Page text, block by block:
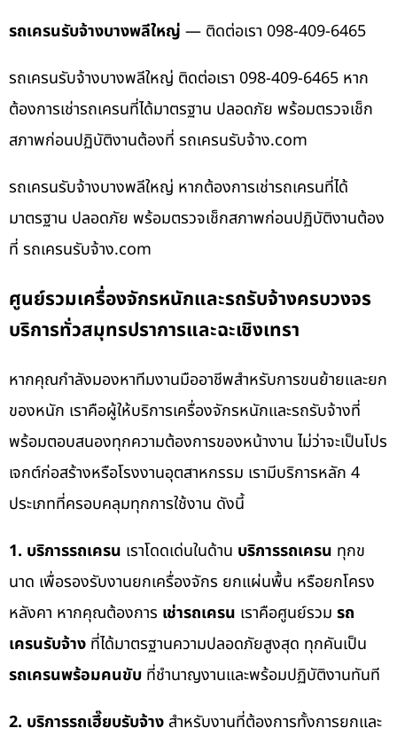
รถเครนรับจ้างบางพลีใหญ่ — ติดต่อเรา 098-409-6465
รถเครนรับจ้างบางพลีใหญ่ ติดต่อเรา 098-409-6465 หาก
ต้องการเช่ารถเครนที่ได้มาตรฐาน ปลอดภัย พร้อมตรวจเช็ก
สภาพก่อนปฏิบัติงานต้องที่ รถเครนรับจ้าง.com
รถเครนรับจ้างบางพลีใหญ่ หากต้องการเช่ารถเครนที่ได้
มาตรฐาน ปลอดภัย พร้อมตรวจเช็กสภาพก่อนปฏิบัติงานต้อง
ที่ รถเครนรับจ้าง.com
ศูนย์รวมเครื่องจักรหนักและรถรับจ้างครบวงจร
บริการทั่วสมุทรปราการและฉะเชิงเทรา
หากคุณกำลังมองหาทีมงานมืออาชีพสำหรับการขนย้ายและยก
ของหนัก เราคือผู้ให้บริการเครื่องจักรหนักและรถรับจ้างที่
พร้อมตอบสนองทุกความต้องการของหน้างาน ไม่ว่าจะเป็นโปร
เจกต์ก่อสร้างหรือโรงงานอุตสาหกรรม เรามีบริการหลัก 4
ประเภทที่ครอบคลุมทุกการใช้งาน ดังนี้
1. บริการรถเครน เราโดดเด่นในด้าน บริการรถเครน ทุกข
นาด เพื่อรองรับงานยกเครื่องจักร ยกแผ่นพื้น หรือยกโครง
หลังคา หากคุณต้องการ เช่ารถเครน เราคือศูนย์รวม รถ
เครนรับจ้าง ที่ได้มาตรฐานความปลอดภัยสูงสุด ทุกคันเป็น
รถเครนพร้อมคนขับ ที่ชำนาญงานและพร้อมปฏิบัติงานทันที
2. บริการรถเฮี๊ยบรับจ้าง สำหรับงานที่ต้องการทั้งการยกและ